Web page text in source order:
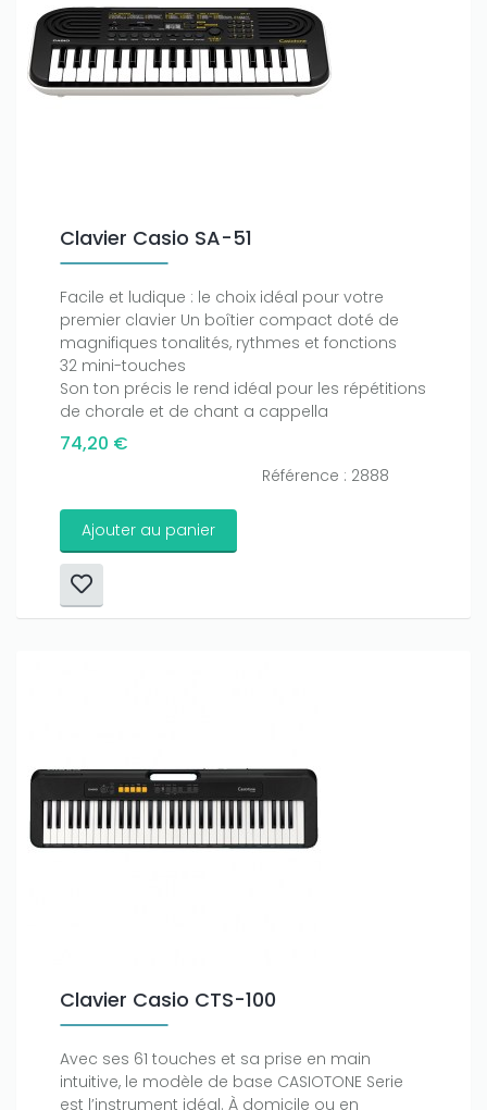
Clavier Casio SA-51
Facile et ludique : le choix idéal pour votre
premier clavier Un boîtier compact doté de
magnifiques tonalités, rythmes et fonctions
32 mini-touches
Son ton précis le rend idéal pour les répétitions
de chorale et de chant a cappella
74,20 €
Référence : 2888
Ajouter au panier
Clavier Casio CTS-100
Avec ses 61 touches et sa prise en main
intuitive, le modèle de base CASIOTONE Serie
est l’instrument idéal. À domicile ou en